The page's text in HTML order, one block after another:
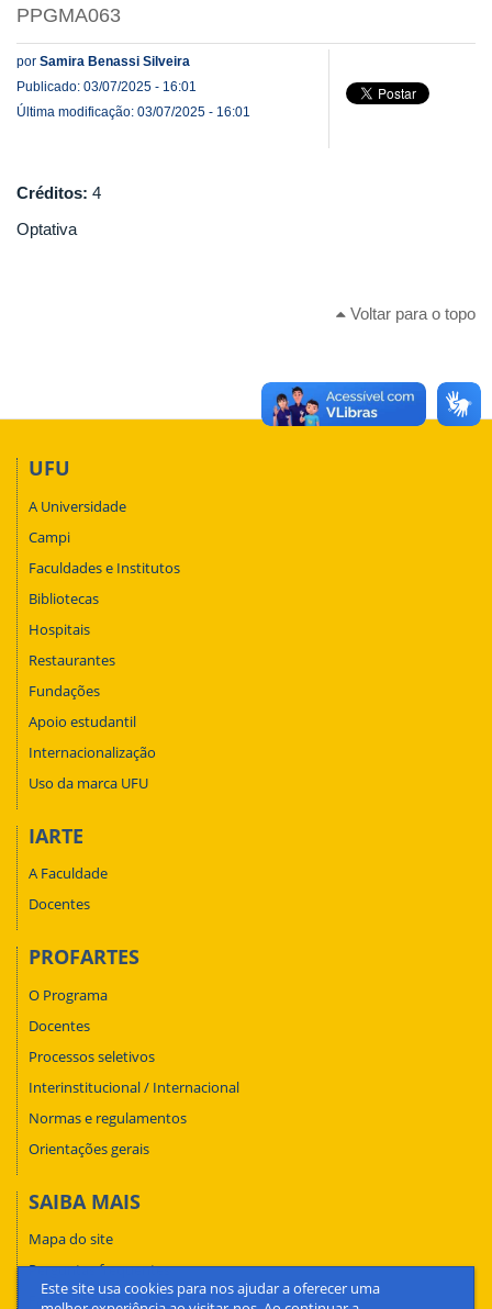
Este site usa cookies para nos ajudar a oferecer uma
PPGMA063
por Samira Benassi Silveira
Publicado: 03/07/2025 - 16:01
Última modificação: 03/07/2025 - 16:01
Créditos: 4
Optativa
Voltar para o topo
UFU
A Universidade
Campi
Faculdades e Institutos
Bibliotecas
Hospitais
Restaurantes
Fundações
Apoio estudantil
Internacionalização
Uso da marca UFU
IARTE
A Faculdade
Docentes
PROFARTES
O Programa
Docentes
Processos seletivos
Interinstitucional / Internacional
Normas e regulamentos
Orientações gerais
SAIBA MAIS
Mapa do site
Perguntas frequentes
Fale conosco